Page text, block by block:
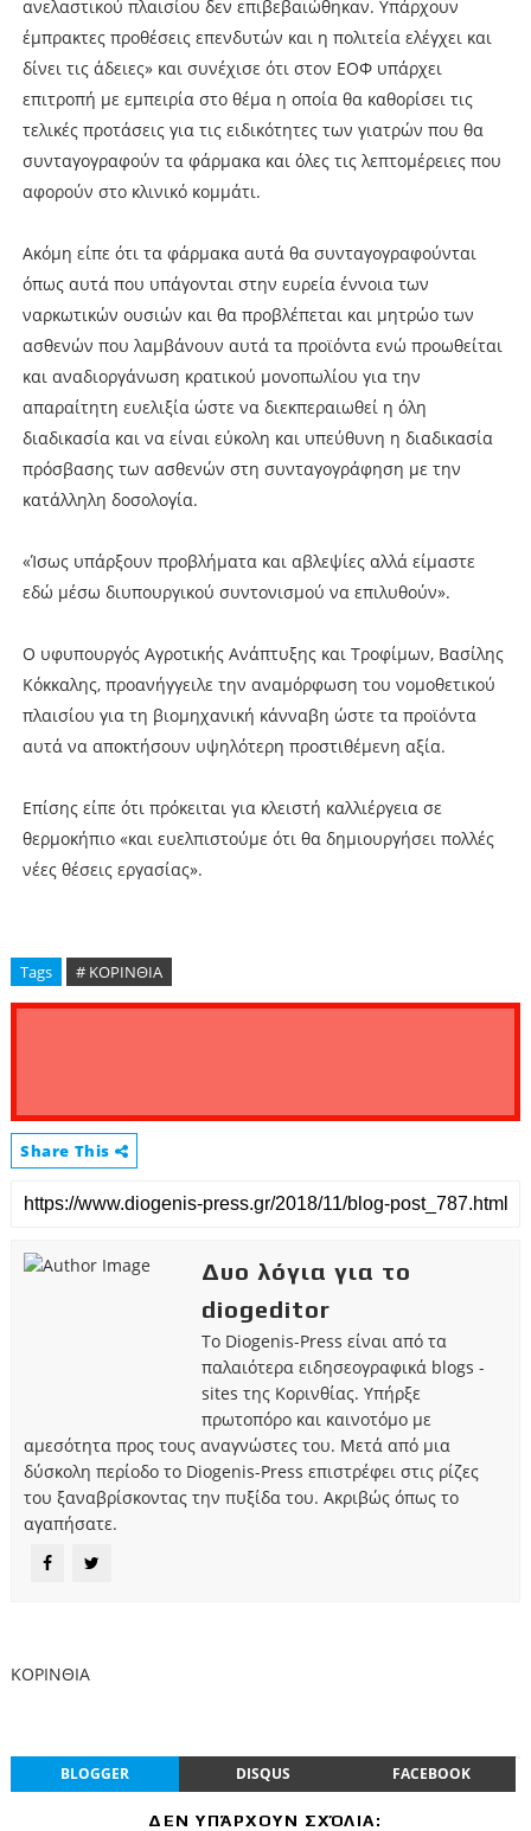
ανελαστικού πλαισίου δεν επιβεβαιώθηκαν. Υπάρχουν
έμπρακτες προθέσεις επενδυτών και η πολιτεία ελέγχει και
δίνει τις άδειες» και συνέχισε ότι στον ΕΟΦ υπάρχει
επιτροπή με εμπειρία στο θέμα η οποία θα καθορίσει τις
τελικές προτάσεις για τις ειδικότητες των γιατρών που θα
συνταγογραφούν τα φάρμακα και όλες τις λεπτομέρειες που
αφορούν στο κλινικό κομμάτι.
Ακόμη είπε ότι τα φάρμακα αυτά θα συνταγογραφούνται
όπως αυτά που υπάγονται στην ευρεία έννοια των
ναρκωτικών ουσιών και θα προβλέπεται και μητρώο των
ασθενών που λαμβάνουν αυτά τα προϊόντα ενώ προωθείται
και αναδιοργάνωση κρατικού μονοπωλίου για την
απαραίτητη ευελιξία ώστε να διεκπεραιωθεί η όλη
διαδικασία και να είναι εύκολη και υπεύθυνη η διαδικασία
πρόσβασης των ασθενών στη συνταγογράφηση με την
κατάλληλη δοσολογία.
«Ίσως υπάρξουν προβλήματα και αβλεψίες αλλά είμαστε
εδώ μέσω διυπουργικού συντονισμού να επιλυθούν».
Ο υφυπουργός Αγροτικής Ανάπτυξης και Τροφίμων, Βασίλης
Κόκκαλης, προανήγγειλε την αναμόρφωση του νομοθετικού
πλαισίου για τη βιομηχανική κάνναβη ώστε τα προϊόντα
αυτά να αποκτήσουν υψηλότερη προστιθέμενη αξία.
Επίσης είπε ότι πρόκειται για κλειστή καλλιέργεια σε
θερμοκήπιο «και ευελπιστούμε ότι θα δημιουργήσει πολλές
νέες θέσεις εργασίας».
Tags # ΚΟΡΙΝΘΙΑ
Share This
Δυο λόγια για το
diogeditor
Το Diogenis-Press είναι από τα
παλαιότερα ειδησεογραφικά blogs -
sites της Κορινθίας. Υπήρξε
πρωτοπόρο και καινοτόμο με
αμεσότητα προς τους αναγνώστες του. Μετά από μια
δύσκολη περίοδο το Diogenis-Press επιστρέφει στις ρίζες
του ξαναβρίσκοντας την πυξίδα του. Ακριβώς όπως το
αγαπήσατε.
ΚΟΡΙΝΘΙΑ
BLOGGER DISQUS FACEBOOK
ΔΕΝ ΥΠΆΡΧΟΥΝ ΣΧΌΛΙΑ: